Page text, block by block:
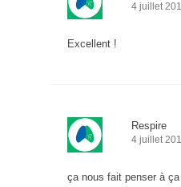
4 juillet
Excellent !
Respire
4 juillet
ça nous fait penser à